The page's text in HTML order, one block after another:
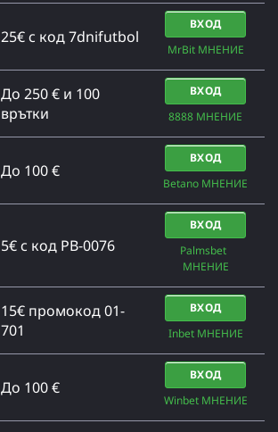
25€ с код 7dnifutbol
ВХОД
MrBit МНЕНИЕ
До 250 € и 100
врътки
ВХОД
8888 МНЕНИЕ
Дo 100 €
ВХОД
Betano МНЕНИЕ
5€ с код PB-0076
ВХОД
Palmsbet
МНЕНИЕ
15€ промокод 01-
701
ВХОД
Inbet МНЕНИЕ
До 100 €
ВХОД
Winbet МНЕНИЕ